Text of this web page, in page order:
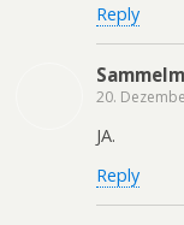
Reply
20.
JA.
Reply